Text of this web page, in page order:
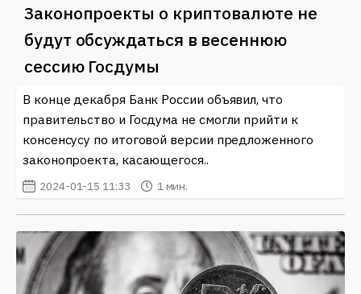
Законопроекты о криптовалюте не
будут обсуждаться в весеннюю
сессию Госдумы
В конце декабря Банк России объявил, что
правительство и Госдума не смогли прийти к
консенсусу по итоговой версии предложенного
законопроекта, касающегося..
2024-01-15 11:33 1 мин.